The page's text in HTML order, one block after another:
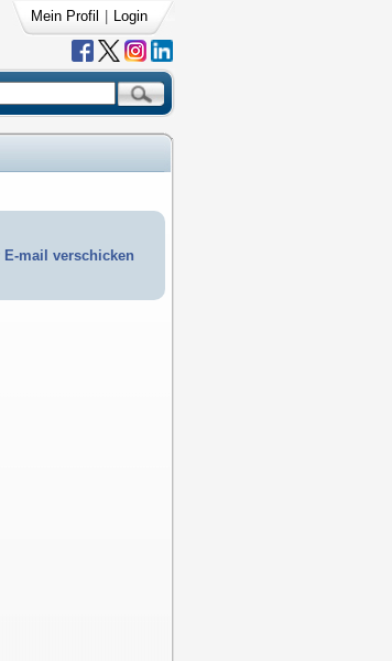
Mein Profil Login
E-mail verschicken